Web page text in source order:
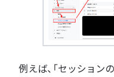
例えば、「セッション